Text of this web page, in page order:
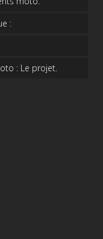
:
: Le projet.